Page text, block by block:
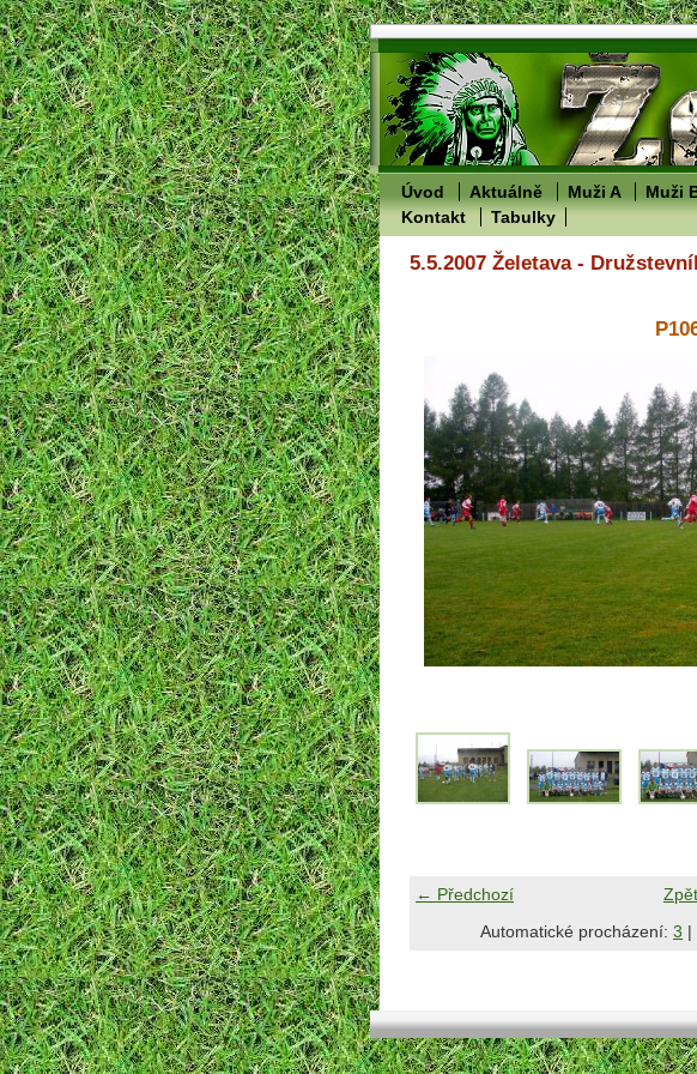
Úvod Aktuálně Muži A Muži
Kontakt
Tabulky
5.5.2007 Želetava -
← Předchozí
Automatické procházení: 3 |